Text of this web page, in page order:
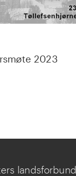
2023
landsforbund